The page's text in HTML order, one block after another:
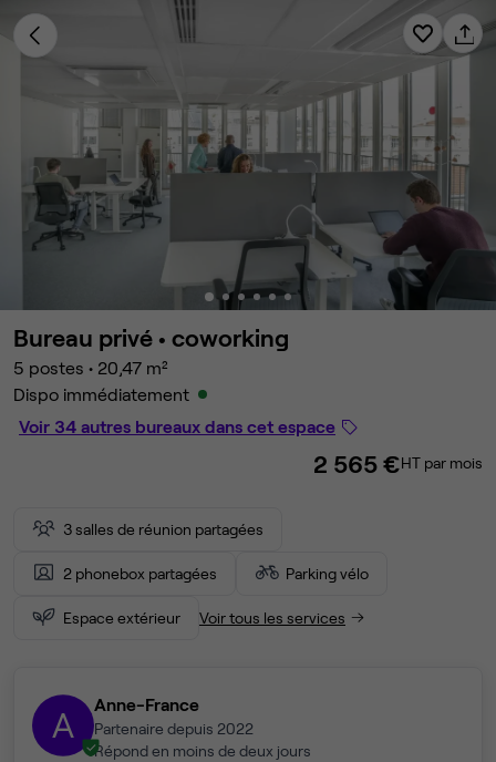
Bureau privé • coworking
5 postes • 20,47 m²
Dispo immédiatement
Voir 34 autres bureaux dans cet espace
2 565 €HT par mois
3 salles de réunion partagées
2 phonebox partagées Parking vélo
Espace extérieur Voir tous les services
A Anne-France
Partenaire depuis 2022
Répond en moins de deux jours